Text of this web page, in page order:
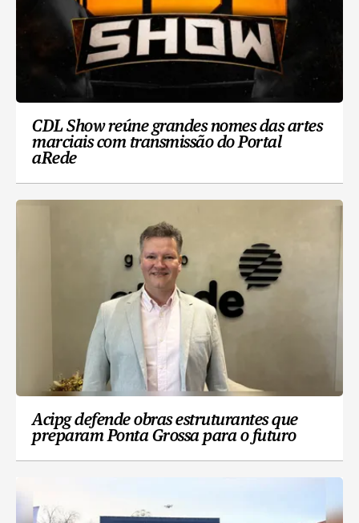
CDL Show reúne grandes nomes das artes
marciais com transmissão do Portal
aRede
Acipg defende obras estruturantes que
preparam Ponta Grossa para o futuro